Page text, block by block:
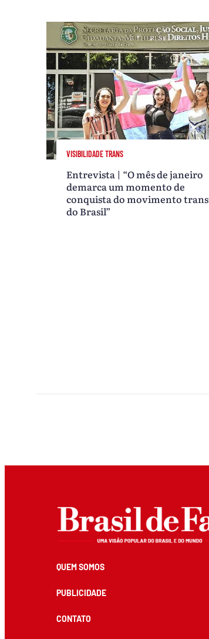
VISIBILIDADE TRANS
Entrevista | “O mês de janeiro
demarca um momento de
conquista do movimento trans
do Brasil”
QUEM SOMOS
PUBLICIDADE
CONTATO